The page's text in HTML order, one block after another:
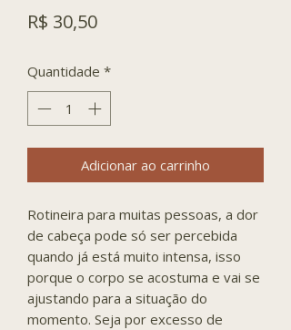
R$ 30,50Preço
Quantidade *
Adicionar ao carrinho
Rotineira para muitas pessoas, a dor
de cabeça pode só ser percebida
quando já está muito intensa, isso
porque o corpo se acostuma e vai se
ajustando para a situação do
momento. Seja por excesso de